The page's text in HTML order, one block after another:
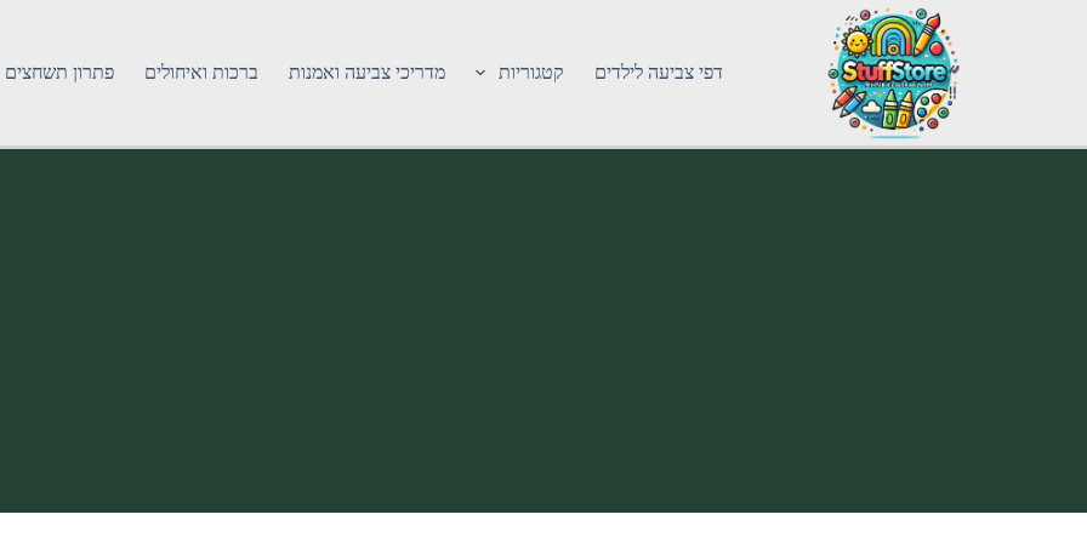
דפי צביעה לילדים קטגוריות מדריכי צביעה ואמנות ברכות ואיחולים פתרון תשחצים